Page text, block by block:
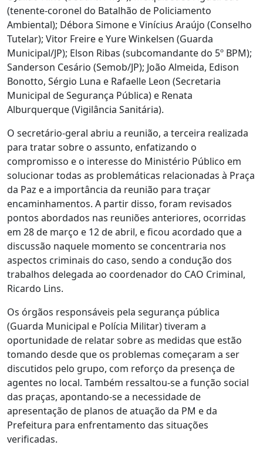
(tenente-coronel do Batalhão de Policiamento
Ambiental); Débora Simone e Vinícius Araújo (Conselho
Tutelar); Vitor Freire e Yure Winkelsen (Guarda
Municipal/JP); Elson Ribas (subcomandante do 5º BPM);
Sanderson Cesário (Semob/JP); João Almeida, Edison
Bonotto, Sérgio Luna e Rafaelle Leon (Secretaria
Municipal de Segurança Pública) e Renata
Alburquerque (Vigilância Sanitária).
O secretário-geral abriu a reunião, a terceira realizada
para tratar sobre o assunto, enfatizando o
compromisso e o interesse do Ministério Público em
solucionar todas as problemáticas relacionadas à Praça
da Paz e a importância da reunião para traçar
encaminhamentos. A partir disso, foram revisados
pontos abordados nas reuniões anteriores, ocorridas
em 28 de março e 12 de abril, e ficou acordado que a
discussão naquele momento se concentraria nos
aspectos criminais do caso, sendo a condução dos
trabalhos delegada ao coordenador do CAO Criminal,
Ricardo Lins.
Os órgãos responsáveis pela segurança pública
(Guarda Municipal e Polícia Militar) tiveram a
oportunidade de relatar sobre as medidas que estão
tomando desde que os problemas começaram a ser
discutidos pelo grupo, com reforço da presença de
agentes no local. Também ressaltou-se a função social
das praças, apontando-se a necessidade de
apresentação de planos de atuação da PM e da
Prefeitura para enfrentamento das situações
verificadas.